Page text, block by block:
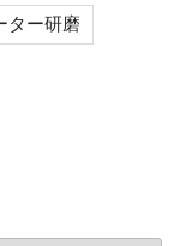
ター研磨